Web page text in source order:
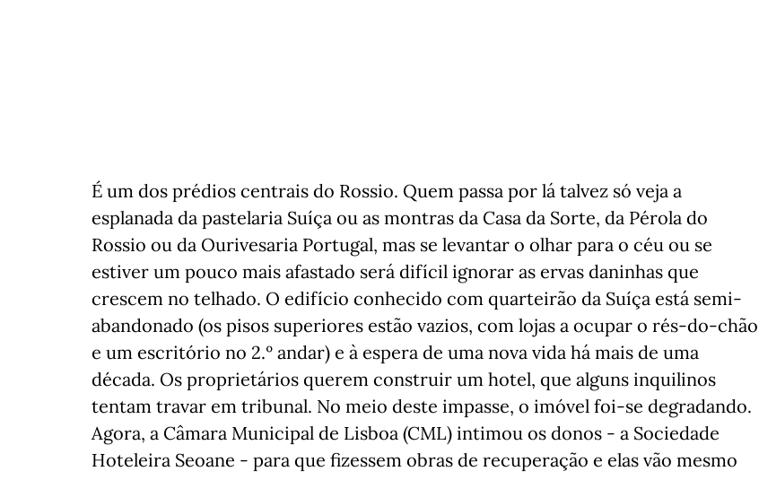
É um dos prédios centrais do Rossio. Quem passa por lá talvez só veja a
esplanada da pastelaria Suíça ou as montras da Casa da Sorte, da Pérola do
Rossio ou da Ourivesaria Portugal, mas se levantar o olhar para o céu ou se
estiver um pouco mais afastado será difícil ignorar as ervas daninhas que
crescem no telhado. O edifício conhecido com quarteirão da Suíça está semi-
abandonado (os pisos superiores estão vazios, com lojas a ocupar o rés-do-chão
e um escritório no 2.º andar) e à espera de uma nova vida há mais de uma
década. Os proprietários querem construir um hotel, que alguns inquilinos
tentam travar em tribunal. No meio deste impasse, o imóvel foi-se degradando.
Agora, a Câmara Municipal de Lisboa (CML) intimou os donos - a Sociedade
Hoteleira Seoane - para que fizessem obras de recuperação e elas vão mesmo